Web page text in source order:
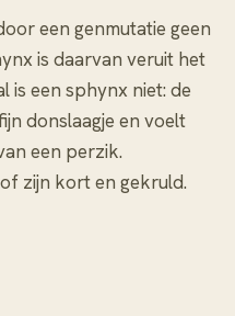
een genmutatie geen
is daarvan veruit het
is een sphynx niet: de
donslaagje en voelt
een perzik.
zijn kort en gekruld.